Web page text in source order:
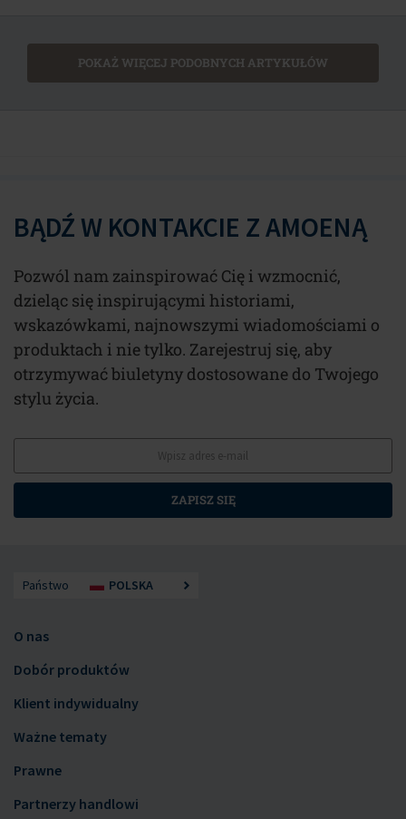
POKAŻ WIĘCEJ PODOBNYCH ARTYKUŁÓW
BĄDŹ W KONTAKCIE Z AMOENĄ
Pozwól nam zainspirować Cię i wzmocnić,
dzieląc się inspirującymi historiami,
wskazówkami, najnowszymi wiadomościami o
produktach i nie tylko. Zarejestruj się, aby
otrzymywać biuletyny dostosowane do Twojego
stylu życia.
ZAPISZ SIĘ
Państwo POLSKA
O nas
Dobór produktów
Klient indywidualny
Ważne tematy
Prawne
Partnerzy handlowi